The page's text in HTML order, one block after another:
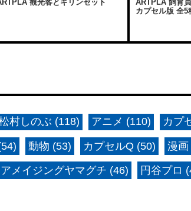
観光客とキリンセット
ARTPLA 飼育
カプセル版 全5
村しのぶ (118) アニメ (110) カプ
動物 (53) カプセルQ (50) 漫画
アメイジングヤマグチ (46) 円谷プロ